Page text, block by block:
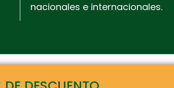
nacionales e internacionales.